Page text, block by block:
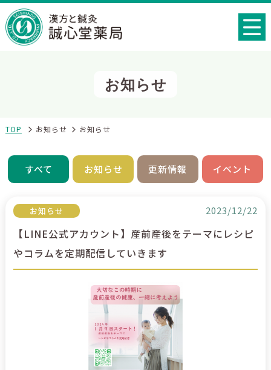
お知らせ
TOP お知らせ お知らせ
すべて お知らせ 更新情報 イベント
お知らせ 2023/12/22
【LINE公式アカウント】産前産後をテーマにレシピ
やコラムを定期配信していきます